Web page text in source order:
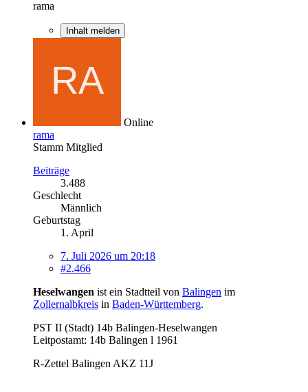
rama
Inhalt melden
Online
rama
Stamm Mitglied
Beiträge
3.488
Geschlecht
Männlich
Geburtstag
1. April
7. Juli 2026 um 20:18
#2.466
Heselwangen ist ein Stadtteil von Balingen im
Zollernalbkreis in Baden-Württemberg.
PST II (Stadt) 14b Balingen-Heselwangen
Leitpostamt: 14b Balingen l 1961
R-Zettel Balingen AKZ 11J